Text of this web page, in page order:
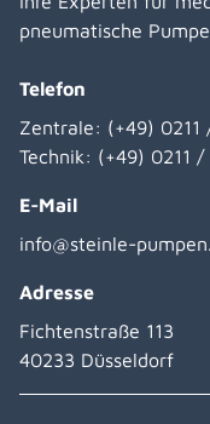
pneumatische
Telefon
Zentrale: (+49)
Technik: (+49) 0211
E-Mail
info@steinle-
Adresse
Fichtenstraße 113
40233 Düsseldorf